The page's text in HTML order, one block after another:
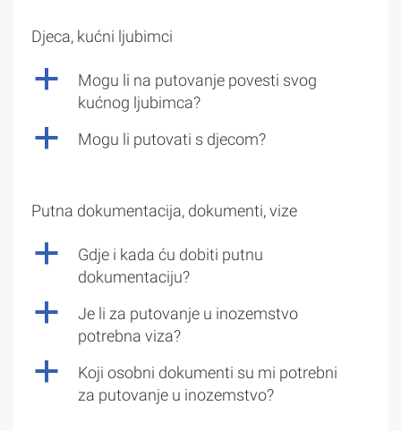
Djeca, kućni ljubimci
a
Mogu li na putovanje povesti svog
kućnog ljubimca?
a Mogu li putovati s djecom?
Putna dokumentacija, dokumenti, vize
a
Gdje i kada ću dobiti putnu
dokumentaciju?
a
Je li za putovanje u inozemstvo
potrebna viza?
a
Koji osobni dokumenti su mi potrebni
za putovanje u inozemstvo?